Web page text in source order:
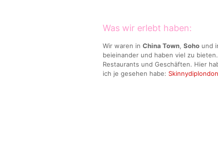
Was wir erlebt haben:
Wir waren in China Town, Sohound
beieinander und haben viel zu
Restaurants und Geschäften. Hier
ich je gesehen habe: Skinnydiplondon